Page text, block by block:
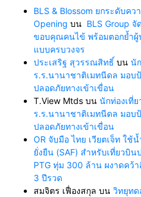
BLS & Blossom ยกระดับค
Opening บน BLS Group
ขอบคุณคนไข้ พร้อมตอกย้ำผู้
แบบครบวงจร
ประเสริฐ สุวรรณสิทธิ์ บน นั
ร.ร.นานาชาติเมทนีดล มอบ
ปลอดภัยทางเข้าเขื่อน
T.View Mtds บน นักท่องเที่
ร.ร.นานาชาติเมทนีดล มอบ
ปลอดภัยทางเข้าเขื่อน
OR จับมือ ไทย เวียตเจ็ท ใช้
ยั่งยืน (SAF) สำหรับเที่ยวบิน
PTG ทุ่ม 300 ล้าน ผงาดคว้า
3 ปีรวด
สมจิตร เฟื่องสกุล บน วิทยุทด